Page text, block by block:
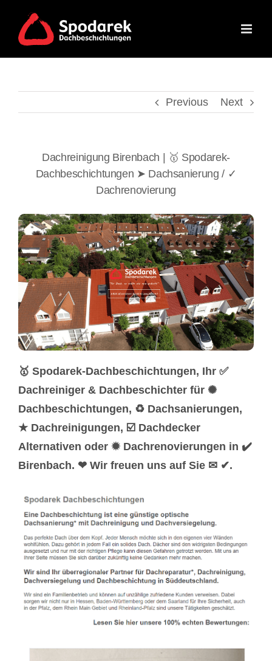
content
Previous Next
Dachreinigung Birenbach | 🥇 Spodarek-
Dachbeschichtungen ➤ Dachsanierung / ✓
Dachrenovierung
🥇 Spodarek-Dachbeschichtungen, Ihr ✅
Dachreiniger & Dachbeschichter für ✺
Dachbeschichtungen, ♻ Dachsanierungen,
★ Dachreinigungen, ☑️ Dachdecker
Alternativen oder ✹ Dachrenovierungen in ✔️
Birenbach. ❤ Wir freuen uns auf Sie ✉ ✔.